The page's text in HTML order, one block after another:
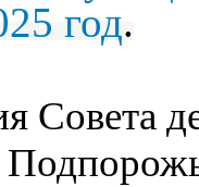
год.
Совета